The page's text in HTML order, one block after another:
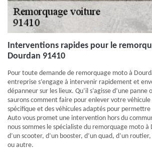
Interventions rapides pour le
Dourdan 91410
Pour toute demande de remorquage moto à
entreprise s’engage à intervenir rapidement et
dépanneur sur les lieux. Qu’il s’agisse d’une panne
saurons comment faire pour enlever votre
spécifique et des véhicules adaptés pour
Auto vous promet une intervention hors du
nous sommes le spécialiste du remorquage moto à
d’un scooter, d’un booster, d’un quad, d’un
ou autre.